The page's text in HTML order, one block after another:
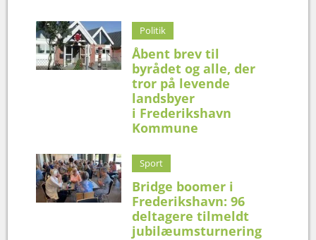
Politik
Åbent brev til
byrådet og alle, der
tror på levende
landsbyer
i Frederikshavn
Kommune
Sport
Bridge boomer i
Frederikshavn: 96
deltagere tilmeldt
jubilæumsturnering